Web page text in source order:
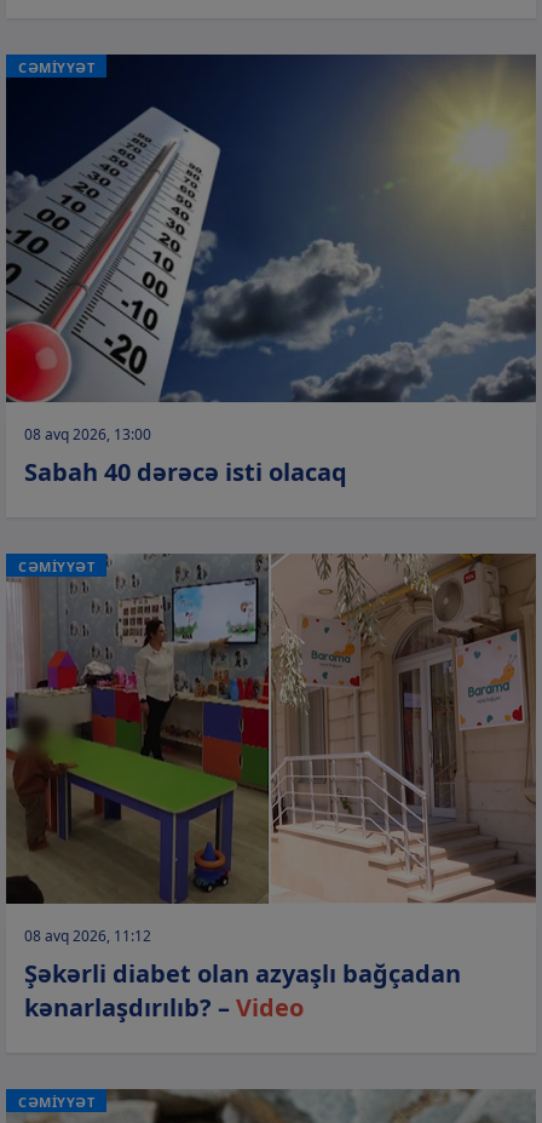
CƏMİYYƏT
08 avq 2026, 13:00
Sabah 40 dərəcə isti olacaq
CƏMİYYƏT
08 avq 2026, 11:12
Şəkərli diabet olan azyaşlı bağçadan
kənarlaşdırılıb? –Video
CƏMİYYƏT